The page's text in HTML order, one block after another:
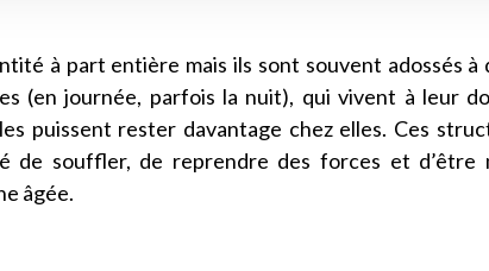
à part entière mais ils sont souvent adossés à
(en journée, parfois la nuit), qui vivent à leur
puissent rester davantage chez elles. Ces
de souffler, de reprendre des forces et d’être
âgée.